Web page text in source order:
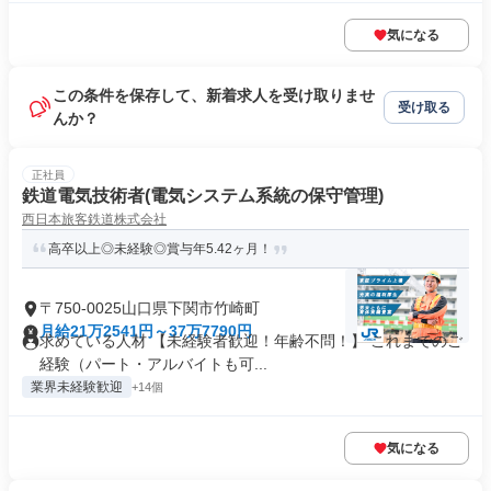
気になる
この条件を保存して、新着求人を受け取りませ
んか？
受け取る
正社員
鉄道電気技術者(電気システム系統の保守管理)
西日本旅客鉄道株式会社
高卒以上◎未経験◎賞与年5.42ヶ月！
〒750-0025山口県下関市竹崎町
月給21万2541円～37万7790円
求めている人材 【未経験者歓迎！年齢不問！】 これまでのご
経験（パート・アルバイトも可...
業界未経験歓迎 +14個
気になる